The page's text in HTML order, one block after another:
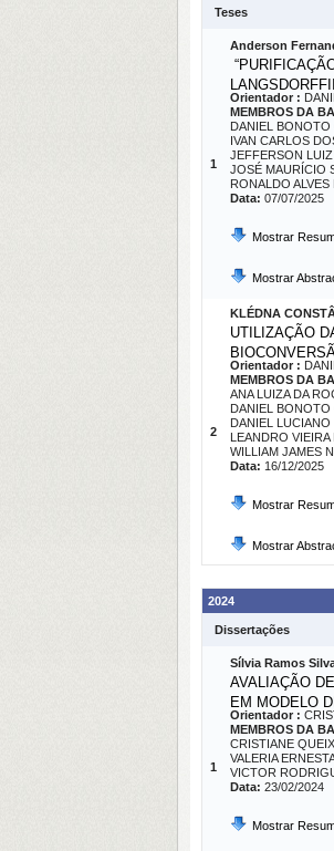
Teses
1
Anderson
Orientador :
MEMBROS DA
DANIEL BONOTO
IVAN CARLOS
JEFFERSON LUIZ
JOSÉ MAURÍCIO
RONALDO
Data: 07/07/2025
Mostrar
Mostrar
2
KLÉDNA
UTILIZAÇÃO
Orientador :
MEMBROS DA
ANA LUIZA DA
DANIEL BONOTO
DANIEL LUCIANO
LEANDRO
WILLIAM JAMES
Data: 16/12/2025
Mostrar
Mostrar
2024
Dissertações
1
Sílvia Ramos
AVALIAÇÃO
EM MODELO
Orientador :
MEMBROS DA
CRISTIANE
VALERIA
VICTOR
Data: 23/02/2024
Mostrar